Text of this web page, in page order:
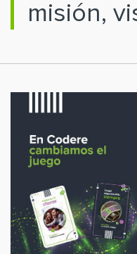
misión,